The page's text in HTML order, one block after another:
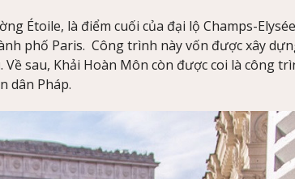
Étoile, là điểm cuối của đại lộ Champs-
phố Paris. Công trình này vốn được xây
sau, Khải Hoàn Môn còn được coi là công
dân Pháp.